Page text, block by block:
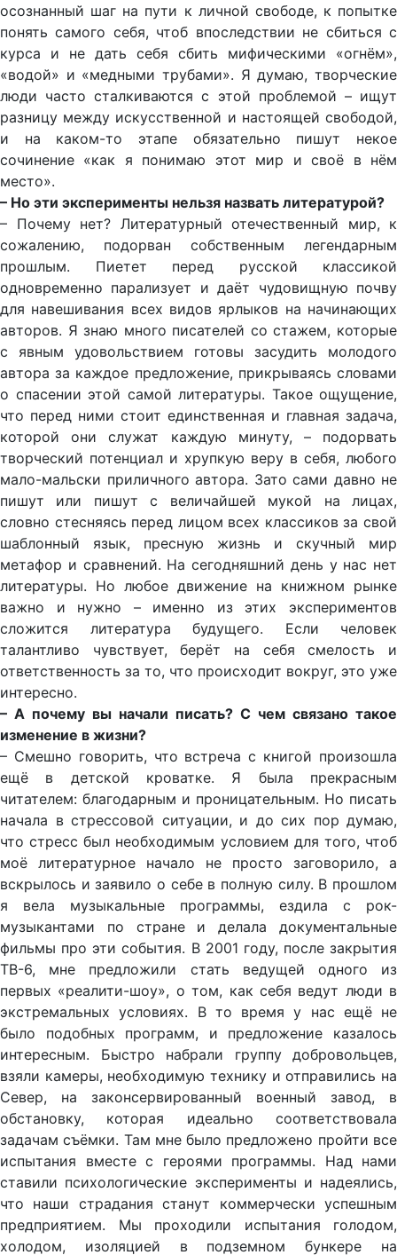
осознанный шаг на пути к личной свободе, к попытке
понять самого себя, чтоб впоследствии не сбиться с
курса и не дать себя сбить мифическими «огнём»,
«водой» и «медными трубами». Я думаю, творческие
люди часто сталкиваются с этой проблемой – ищут
разницу между искусственной и настоящей свободой,
и на каком-то этапе обязательно пишут некое
сочинение «как я понимаю этот мир и своё в нём
место».
– Но эти эксперименты нельзя назвать литературой?
– Почему нет? Литературный отечественный мир, к
сожалению, подорван собственным легендарным
прошлым. Пиетет перед русской классикой
одновременно парализует и даёт чудовищную почву
для навешивания всех видов ярлыков на начинающих
авторов. Я знаю много писателей со стажем, которые
с явным удовольствием готовы засудить молодого
автора за каждое предложение, прикрываясь словами
о спасении этой самой литературы. Такое ощущение,
что перед ними стоит единственная и главная задача,
которой они служат каждую минуту, – подорвать
творческий потенциал и хрупкую веру в себя, любого
мало-мальски приличного автора. Зато сами давно не
пишут или пишут с величайшей мукой на лицах,
словно стесняясь перед лицом всех классиков за свой
шаблонный язык, пресную жизнь и скучный мир
метафор и сравнений. На сегодняшний день у нас нет
литературы. Но любое движение на книжном рынке
важно и нужно – именно из этих экспериментов
сложится литература будущего. Если человек
талантливо чувствует, берёт на себя смелость и
ответственность за то, что происходит вокруг, это уже
интересно.
– А почему вы начали писать? С чем связано такое
изменение в жизни?
– Смешно говорить, что встреча с книгой произошла
ещё в детской кроватке. Я была прекрасным
читателем: благодарным и проницательным. Но писать
начала в стрессовой ситуации, и до сих пор думаю,
что стресс был необходимым условием для того, чтоб
моё литературное начало не просто заговорило, а
вскрылось и заявило о себе в полную силу. В прошлом
я вела музыкальные программы, ездила с рок-
музыкантами по стране и делала документальные
фильмы про эти события. В 2001 году, после закрытия
ТВ-6, мне предложили стать ведущей одного из
первых «реалити-шоу», о том, как себя ведут люди в
экстремальных условиях. В то время у нас ещё не
было подобных программ, и предложение казалось
интересным. Быстро набрали группу добровольцев,
взяли камеры, необходимую технику и отправились на
Север, на законсервированный военный завод, в
обстановку, которая идеально соответствовала
задачам съёмки. Там мне было предложено пройти все
испытания вместе с героями программы. Над нами
ставили психологические эксперименты и надеялись,
что наши страдания станут коммерчески успешным
предприятием. Мы проходили испытания голодом,
холодом, изоляцией в подземном бункере на